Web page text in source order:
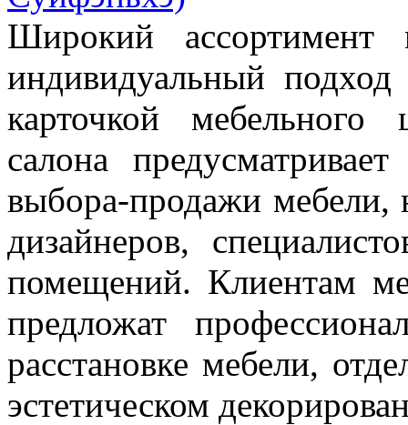
Широкий ассортимент
индивидуальный
карточкой
салона
выбора-продажи мебели,
дизайнеров,
помещений. Клиентам
предложат
расстановке мебели,
эстетическом